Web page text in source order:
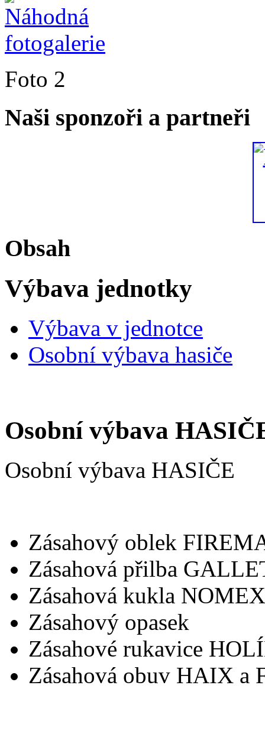
Foto 2
Naši sponzoři a partneři
Obsah
Výbava jednotky
Výbava v jednotce
Osobní výbava hasiče
Osobní výbava
Osobní výbava HASIČE
Zásahový oblek
Zásahová přilba
Zásahová kukla
Zásahový opasek
Zásahové rukavice
Zásahová obuv HAIX a